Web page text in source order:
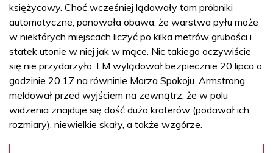
księżycowy. Choć wcześniej lądowały tam próbniki
automatyczne, panowała obawa, że warstwa pyłu może
w niektórych miejscach liczyć po kilka metrów grubości i
statek utonie w niej jak w mące. Nic takiego oczywiście
się nie przydarzyło, LM wylądował bezpiecznie 20 lipca o
godzinie 20.17 na równinie Morza Spokoju. Armstrong
meldował przed wyjściem na zewnątrz, że w polu
widzenia znajduje się dość dużo kraterów (podawał ich
rozmiary), niewielkie skały, a także wzgórze.